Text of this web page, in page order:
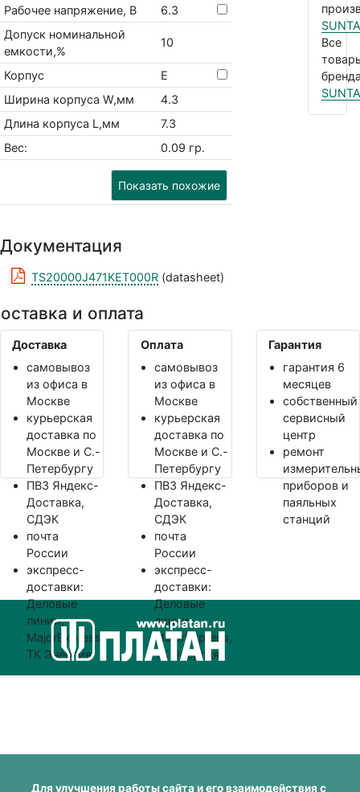
Рабочее напряжение, В
6.3
Допуск номинальной
емкости,%
10
Корпус
E
Ширина корпуса W,мм
4.3
Длина корпуса L,мм
7.3
Вес:
0.09 гр.
Показать похожие
Все
Документация
TS20000J471KET000R (datasheet)
и оплата
Доставка
самовывоз
из офиса в
Москве
курьерская
доставка по
Москве и С.-
Петербургу
ПВЗ Яндекс-
Доставка,
СДЭК
почта
России
экспресс-
доставки:
Деловые
линии,
MajorExpress,
ТК Энергия
Оплата
самовывоз
из офиса в
Москве
курьерская
доставка по
Москве и С.-
Петербургу
ПВЗ Яндекс-
Доставка,
СДЭК
почта
России
экспресс-
доставки:
Деловые
линии,
MajorExpress,
ТК Энергия
Гарантия
гарантия 6
месяцев
собственный
сервисный
центр
ремонт
приборов и
паяльных
станций
Для улучшения работы сайта и его взаимодействия с